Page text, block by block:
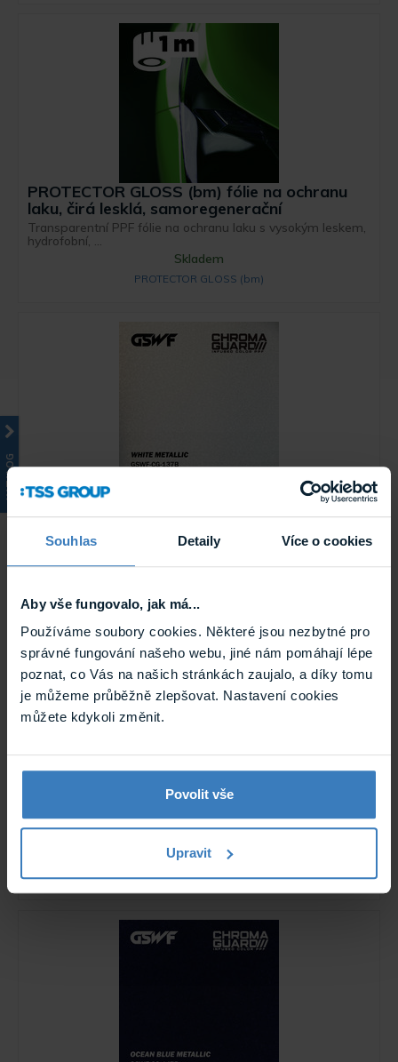
Souhlas Detaily Více o cookies
Aby vše fungovalo, jak má...
Používáme soubory cookies. Některé jsou nezbytné pro
správné fungování našeho webu, jiné nám pomáhají lépe
poznat, co Vás na našich stránkách zaujalo, a díky tomu
je můžeme průběžně zlepšovat. Nastavení cookies
můžete kdykoli změnit.
Povolit vše
Upravit
KATALOG
PROTECTOR GLOSS (bm) fólie na ochranu
laku, čirá lesklá, samoregenerační
Transparentní PPF fólie na ochranu laku s vysokým leskem,
hydrofobní, ...
Skladem
PROTECTOR GLOSS (bm)
GSWF WHITE METALLIC PPF fólie na
laku vozu na lesklou bílou metalickou a ...
Výprodej
PROTECTOR MAT fólie na ochranu laku,
matná, samoregenerační
Matná PPF fólie na ochranu laku, hydrofobní,
Skladem
PROTECTOR MAT